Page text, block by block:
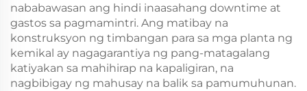
nababawasan ang hindi inaasahang downtime at
gastos sa pagmamintri. Ang matibay na
konstruksyon ng timbangan para sa mga planta ng
kemikal ay nagagarantiya ng pang-matagalang
katiyakan sa mahihirap na kapaligiran, na
nagbibigay ng mahusay na balik sa pamumuhunan.